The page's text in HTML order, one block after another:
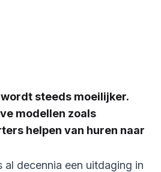
steeds moeilijker.
modellen zoals
helpen van huren naar
al decennia een uitdaging in